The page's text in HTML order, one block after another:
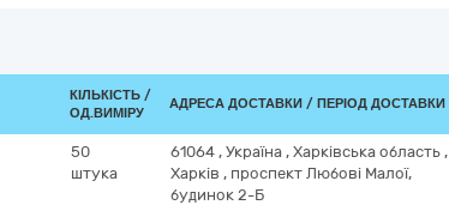
КІЛЬКІСТЬ /
ОД.ВИМІРУ
АДРЕСА ДОСТАВКИ / ПЕРІОД ДОСТАВКИ
50
штука
61064 , Україна , Харківська область ,
Харків , проспект Любові Малої,
будинок 2-Б